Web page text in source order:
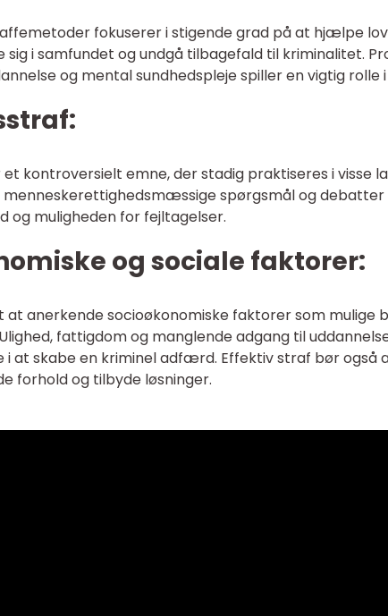
fokuserer i stigende grad på at hjælpe
sig i samfundet og undgå tilbagefald til kriminalitet.
og mental sundhedspleje spiller en vigtig rolle
kontroversielt emne, der stadig praktiseres i visse
menneskerettighedsmæssige spørgsmål og
muligheden for fejltagelser.
og sociale faktorer:
at anerkende socioøkonomiske faktorer som mulige
fattigdom og manglende adgang til
i at skabe en kriminel adfærd. Effektiv straf bør også
forhold og tilbyde løsninger.